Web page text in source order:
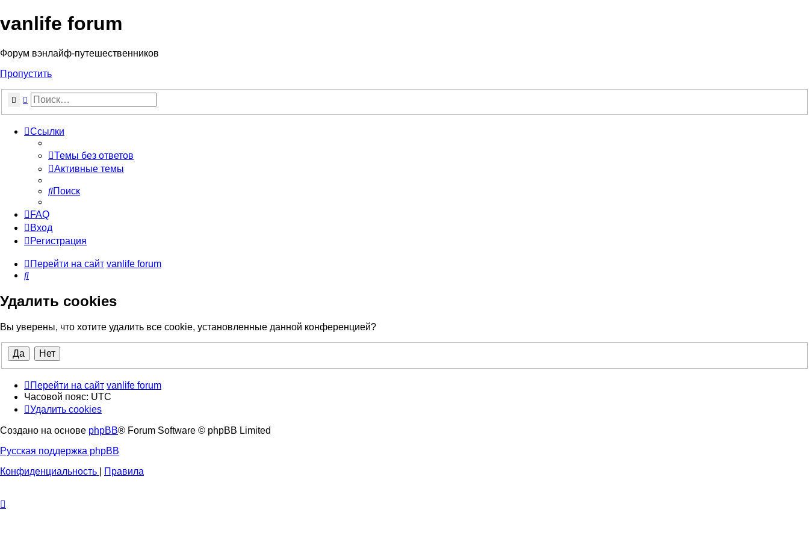
vanlife forum
Форум вэнлайф-путешественников
Пропустить
ПоискРасширенный поиск
Ссылки
Темы без ответов
Активные темы
Поиск
FAQ
Вход
Регистрация
Перейти на сайт vanlife forum
Поиск
Удалить cookies
Вы уверены, что хотите удалить все cookie, установленные данной конференцией?
Перейти на сайт vanlife forum
Часовой пояс: UTC
Удалить cookies
Создано на основе phpBB® Forum Software © phpBB Limited
Русская поддержка phpBB
Конфиденциальность
Правила